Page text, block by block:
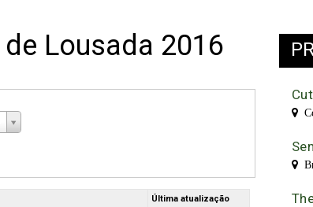
Lousada 2016
Última atualização